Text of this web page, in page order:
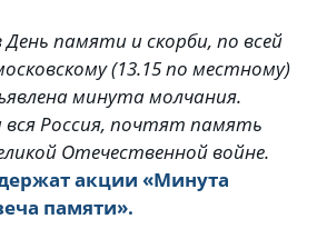
День памяти и скорби, по всей
(13.15 по местному)
минута молчания.
вся Россия, почтят память
Отечественной войне.
акции «Минута
памяти».